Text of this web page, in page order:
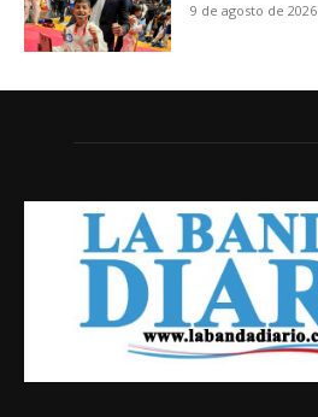
9 de agosto de 2026